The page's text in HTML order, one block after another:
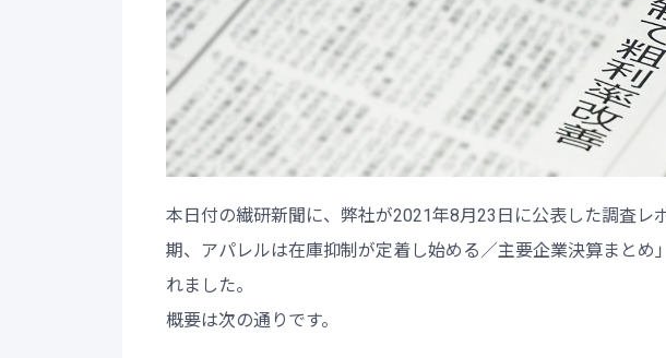
本日付の繊研新聞に、弊社が2021年8月23日に公表した調査レ
期、アパレルは在庫抑制が定着し始める／主要企業決算まと
れました。
概要は次の通りです。